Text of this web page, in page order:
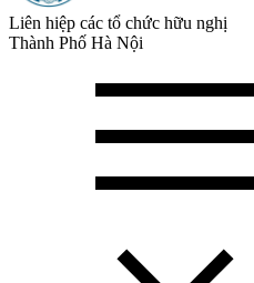
Liên hiệp các tổ chức hữu nghị
Thành Phố Hà Nội